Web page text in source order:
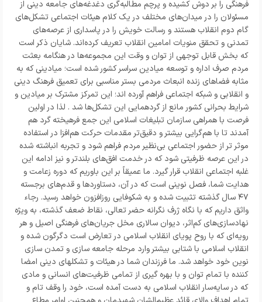
فرهنگی را بر دوش کشیده و پرچم مطالبه‌گری دغدغه‌های جامعه دینی از
مسئولان را در میدان‌های مختلف در یک کلام هيئات اجتماعی تشکل‌های
گام دوم انقلاب هستند و رسالت خویش را در پاسداری از عرصه‌های
تمدنی و تحقق منویات امامین انقلاب تعریف کرده‌اند. شایان ذکر است
که بخش قابل توجهی از توان و وقت این مجموعه‌ها در هنگامه بعثت
مردم صرف اداره و توسعه میادین سراسر کشور شده است؛ میادینی که به
مثابه فضاهای زنده انبعاث مردمی بستر مناسبی برای تعمیق فرهنگ دینی
و انقلابی و شبکه اجتماعی فراهم آورده اند؛ این تمرکز مشترک بر میادین و
شرایط بحرانی کشور مانع از گردهمایی این تشکل‌ها شد . لذا در اولین
فرصت با همراهی سازمان تبلیغات اسلامی این جمع فرهیخته گرد هم
آمدند تا با هم‌گرایی بیشتر و دقیق‌تر مقدمات حرکت هم‌افزا در استفاده
موثر تر از حضور اجتماعی بی‌نظیر مردم فراهم شود و تجربه انباشته شده
در این عرصه ظرفیتی شود که در خدمت افق‌های بلندتر و نیز ادامه این
غلبه اجتماعی انقلاب قرار گیرد. ما عميقاً بر این باوریم که دوره زعامت و
هدایت شما، فصل نوینی است که در آن، دستاوردها و قدم‌های برجسته
۴۷ سال گذشته تثبیت شده و به شکوفایی روزافزون خواهد رسید. رجاء
واثق داریم که با نگاه ژرف نگرانه حضر تعالی، نقاط ضعف گذشته، به ویژه
نهادسازی‌های کم‌اثر، دیوان سالاری مخل جریان‌های فرهنگی اصیل و هر
رویه‌ای که با روح پویای انقلاب اسلامی در تعارض است دگرگون شده و
انقلاب اسلامی با شتابی بیشتر وارد مرحله جامعه سازی و تمدن سازی
نوین خود خواهد شد. ما فرزندان شما در هیئات و تشکلهای دینی امضا
کننده با تمام توان و با بهره گیری از تمامی ظرفیت‌های انسانی و مادی
که در سایه‌سار انقلاب اسلامی به دست آمده است، خود را وقف تام و